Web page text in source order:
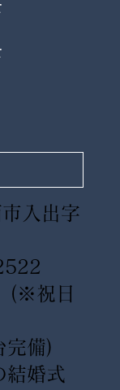
入出字
(※祝日
備)
婚式